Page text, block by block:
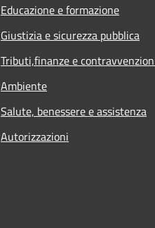
Educazione e formazione
Giustizia e sicurezza pubblica
Tributi,finanze e
Ambiente
Salute, benessere e assistenza
Autorizzazioni